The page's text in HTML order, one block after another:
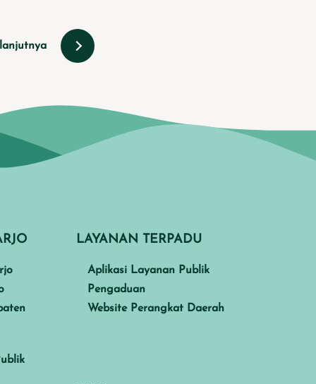
LAYANAN TERPADU
Aplikasi Layanan Publik
Pengaduan
Website Perangkat Daerah